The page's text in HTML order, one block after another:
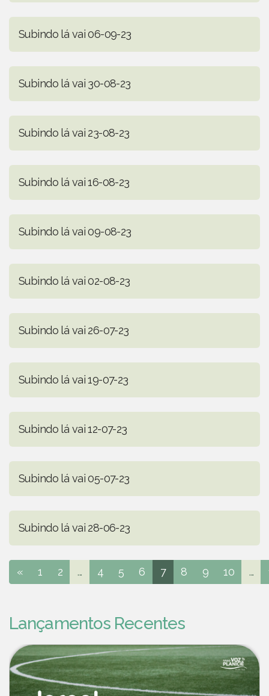
Subindo lá vai 06-09-23
Subindo lá vai 30-08-23
Subindo lá vai 23-08-23
Subindo lá vai 16-08-23
Subindo lá vai 09-08-23
Subindo lá vai 02-08-23
Subindo lá vai 26-07-23
Subindo lá vai 19-07-23
Subindo lá vai 12-07-23
Subindo lá vai 05-07-23
Subindo lá vai 28-06-23
« 1 2 ... 4 5 6 7 8 9 10 ...
Lançamentos Recentes